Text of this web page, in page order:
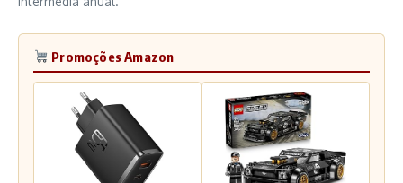
Promoções Amazon